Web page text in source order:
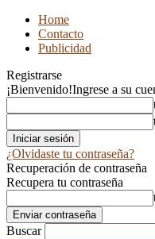
Home
Contacto
Publicidad
Registrarse
¡Bienvenido!Ingrese a su
¿Olvidaste tu contraseña?
Recuperación de contraseña
Recupera tu contraseña
Buscar